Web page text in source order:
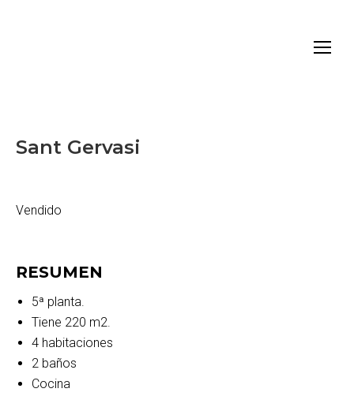
Sant Gervasi
Vendido
RESUMEN
5ª planta.
Tiene 220 m2.
4 habitaciones
2 baños
Cocina